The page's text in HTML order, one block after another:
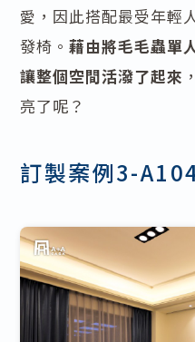
愛，因此搭配最受年輕
發椅。藉由將毛毛蟲單
讓整個空間活潑了起來
亮了呢？
訂製案例3-